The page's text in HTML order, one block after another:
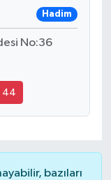
Hadim
No:36
44
bazıları